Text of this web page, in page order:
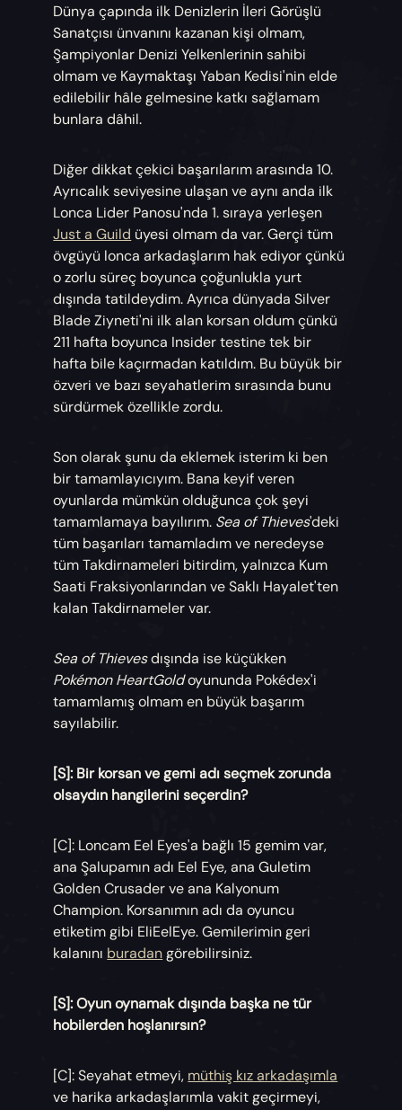
Dünya çapında ilk Denizlerin İleri Görüşlü
Sanatçısı ünvanını kazanan kişi olmam,
Şampiyonlar Denizi Yelkenlerinin sahibi
olmam ve Kaymaktaşı Yaban Kedisi'nin elde
edilebilir hâle gelmesine katkı sağlamam
bunlara dâhil.
Diğer dikkat çekici başarılarım arasında 10.
Ayrıcalık seviyesine ulaşan ve aynı anda ilk
Lonca Lider Panosu'nda 1. sıraya yerleşen
Just a Guild üyesi olmam da var. Gerçi tüm
övgüyü lonca arkadaşlarım hak ediyor çünkü
o zorlu süreç boyunca çoğunlukla yurt
dışında tatildeydim. Ayrıca dünyada Silver
Blade Ziyneti'ni ilk alan korsan oldum çünkü
211 hafta boyunca Insider testine tek bir
hafta bile kaçırmadan katıldım. Bu büyük bir
özveri ve bazı seyahatlerim sırasında bunu
sürdürmek özellikle zordu.
Son olarak şunu da eklemek isterim ki ben
bir tamamlayıcıyım. Bana keyif veren
oyunlarda mümkün olduğunca çok şeyi
tamamlamaya bayılırım. Sea of Thieves'deki
tüm başarıları tamamladım ve neredeyse
tüm Takdirnameleri bitirdim, yalnızca Kum
Saati Fraksiyonlarından ve Saklı Hayalet'ten
kalan Takdirnameler var.
Sea of Thievesdışında ise küçükken
Pokémon HeartGoldoyununda Pokédex'i
tamamlamış olmam en büyük başarım
sayılabilir.
[S]: Bir korsan ve gemi adı seçmek zorunda
olsaydın hangilerini seçerdin?
[C]: Loncam Eel Eyes'a bağlı 15 gemim var,
ana Şalupamın adı Eel Eye, ana Guletim
Golden Crusader ve ana Kalyonum
Champion. Korsanımın adı da oyuncu
etiketim gibi EliEelEye. Gemilerimin geri
kalanını buradangörebilirsiniz.
[S]: Oyun oynamak dışında başka ne tür
hobilerden hoşlanırsın?
[C]: Seyahat etmeyi, müthiş kız arkadaşımla
ve harika arkadaşlarımla vakit geçirmeyi,